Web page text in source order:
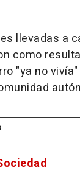
llevadas a
como
"ya no